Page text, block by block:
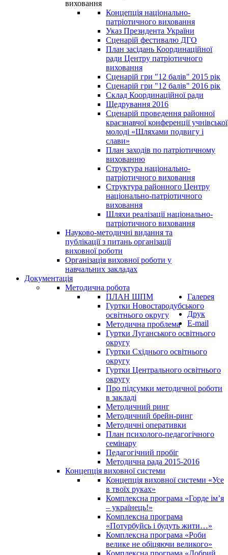
виховання
Концепція національно-
патріотичного виховання
Указ Президента України
Сценарій фестивалю ДГО
План засідань Координаційної
ради Центру патріотичного
виховання
Сценарій гри "12 балів" 2015 рік
Сценарій гри "12 балів" 2016 рік
Склад Координаційної ради
Щедрування 2016
Сценарій проведення районної
краєзнавчої конференції учнівської
молоді «Шляхами подвигу і
слави»
План заходів по патріотичному
вихованню
Структура національно-
патріотичного виховання
Структура районного Центру
національно-патріотичного
виховання
Шляхи реалізації національно-
патріотичного виховання
Науково-методичні видання та
публікації з питань організації
виховної роботи
Організація виховної роботи у
навчальних закладах
Документація
Методична робота
ПЛАН ШПМ
Гуртки Новостародубського
освітнього округу
Методична проблема
Гуртки Луганського освітнього
округу
Гуртки Східнього освітнього
округу
Гуртки Центрального освітнього
округу
Про підсумки методичної роботи
в закладі
Методичний ринг
Методичний брейн-ринг
Методичні оперативки
План психолого-педагогічного
семінару
Педагогічний пробіг
Методична рада 2015-2016
Концепція виховної системи
Концепція виховної системи «Усе
в твоїх руках»
Комплексна програма «Горде ім’я
– українець!»
Комплексна програма
«Потурбуйсь і будуть жити…»
Комплексна програма «Роби
велике не обіцяючи великого»
Комплексна програма «Добрий
Галерея
Друк
E-mail